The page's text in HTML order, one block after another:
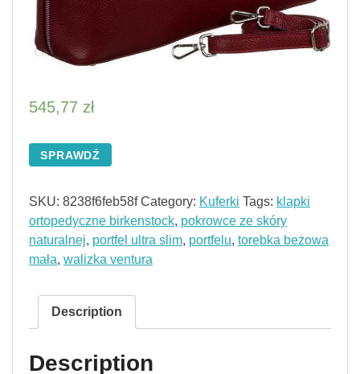
545,77 zł
SPRAWDŹ
SKU: 8238f6feb58f Category: Kuferki Tags: klapki
ortopedyczne birkenstock, pokrowce ze skóry
naturalnej, portfel ultra slim, portfelu, torebka beżowa
mała, walizka ventura
Description
Description